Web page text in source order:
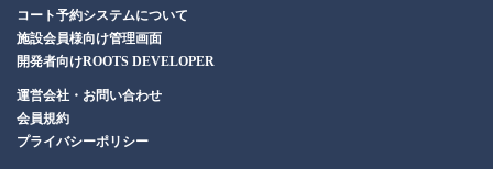
コート予約システムについて
施設会員様向け管理画面
開発者向けROOTS DEVELOPER
運営会社・お問い合わせ
会員規約
プライバシーポリシー